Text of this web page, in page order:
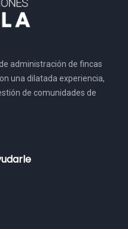
administración de fincas
una dilatada experiencia,
de comunidades de